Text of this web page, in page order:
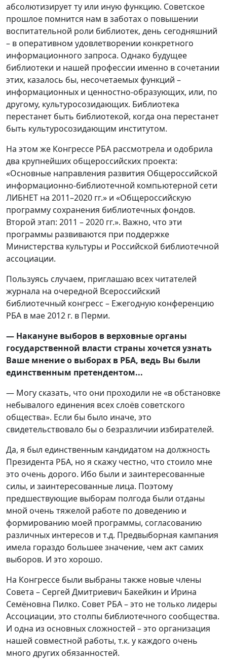
абсолютизирует ту или иную функцию. Советское
прошлое помнится нам в заботах о повышении
воспитательной роли библиотек, день сегодняшний
– в оперативном удовлетворении конкретного
информационного запроса. Однако будущее
библиотеки и нашей профессии именно в сочетании
этих, казалось бы, несочетаемых функций –
информационных и ценностно-образующих, или, по
другому, культуросозидающих. Библиотека
перестанет быть библиотекой, когда она перестанет
быть культуросозидающим институтом.
На этом же Конгрессе РБА рассмотрела и одобрила
два крупнейших общероссийских проекта:
«Основные направления развития Общероссийской
информационно-библиотечной компьютерной сети
ЛИБНЕТ на 2011–2020 гг.» и «Общероссийскую
программу сохранения библиотечных фондов.
Второй этап: 2011 – 2020 гг.». Важно, что эти
программы развиваются при поддержке
Министерства культуры и Российской библиотечной
ассоциации.
Пользуясь случаем, приглашаю всех читателей
журнала на очередной Всероссийский
библиотечный конгресс – Ежегодную конференцию
РБА в мае 2012 г. в Перми.
— Накануне выборов в верховные органы
государственной власти страны хочется узнать
Ваше мнение о выборах в РБА, ведь Вы были
единственным претендентом...
— Могу сказать, что они проходили не «в обстановке
небывалого единения всех слоёв советского
общества». Если бы было иначе, это
свидетельствовало бы о безразличии избирателей.
Да, я был единственным кандидатом на должность
Президента РБА, но я скажу честно, что стоило мне
это очень дорого. Ибо были и заинтересованные
силы, и заинтересованные лица. Поэтому
предшествующие выборам полгода были отданы
мной очень тяжелой работе по доведению и
формированию моей программы, согласованию
различных интересов и т.д. Предвыборная кампания
имела гораздо большее значение, чем акт самих
выборов. И это хорошо.
На Конгрессе были выбраны также новые члены
Совета – Сергей Дмитриевич Бакейкин и Ирина
Семёновна Пилко. Совет РБА – это не только лидеры
Ассоциации, это столпы библиотечного сообщества.
И одна из основных сложностей – это организация
нашей совместной работы, т.к. у каждого очень
много других обязанностей.